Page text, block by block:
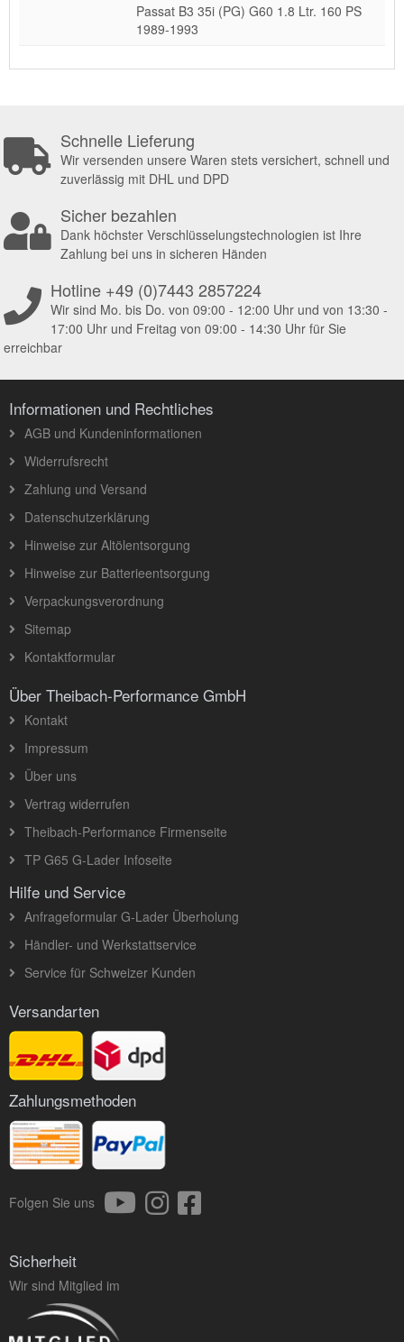
Passat B3 35i (PG) G60 1.8 Ltr. 160 PS
1989-1993
Schnelle Lieferung
Wir versenden unsere Waren stets versichert, schnell und
zuverlässig mit DHL und DPD
Sicher bezahlen
Dank höchster Verschlüsselungstechnologien ist Ihre
Zahlung bei uns in sicheren Händen
Hotline +49 (0)7443 2857224
Wir sind Mo. bis Do. von 09:00 - 12:00 Uhr und von 13:30 -
17:00 Uhr und Freitag von 09:00 - 14:30 Uhr für Sie
erreichbar
Informationen und Rechtliches
AGB und Kundeninformationen
Widerrufsrecht
Zahlung und Versand
Datenschutzerklärung
Hinweise zur Altölentsorgung
Hinweise zur Batterieentsorgung
Verpackungsverordnung
Sitemap
Kontaktformular
Über Theibach-Performance GmbH
Kontakt
Impressum
Über uns
Vertrag widerrufen
Theibach-Performance Firmenseite
TP G65 G-Lader Infoseite
Hilfe und Service
Anfrageformular G-Lader Überholung
Händler- und Werkstattservice
Service für Schweizer Kunden
Versandarten
Zahlungsmethoden
Folgen Sie uns
Sicherheit
Wir sind Mitglied im